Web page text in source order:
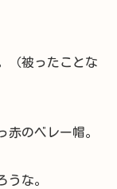
（被ったことな
赤のベレー帽。
うな。